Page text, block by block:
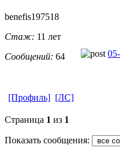
benefis19751​8
Стаж: 11 лет
Сообщений: 64
[Профиль] [ЛС]
Страница 1 из 1
Показать сообщения: